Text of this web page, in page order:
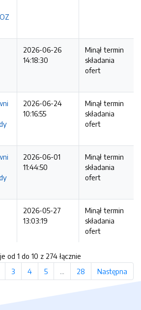
2026-06-26
14:18:30
Minął termin
składania
ofert
2026-06-24
10:16:55
Minął termin
składania
ofert
2026-06-01
11:44:50
Minął termin
składania
ofert
2026-05-27
13:03:19
Minął termin
składania
ofert
od 1 do 10 z 274 łącznie
3 4 5 … 28 Następna